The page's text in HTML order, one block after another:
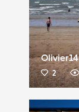
Olivier14
2